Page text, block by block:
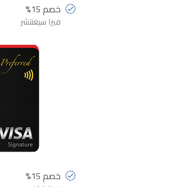
خصم 15%
فيزا سيغنتشر
خصم 15%